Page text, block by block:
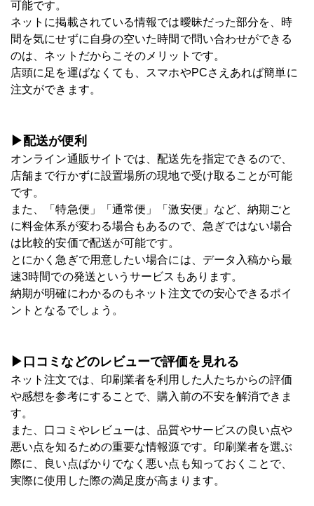
可能です。
ネットに掲載されている情報では曖昧だった部分を、時
間を気にせずに自身の空いた時間で問い合わせができる
のは、ネットだからこそのメリットです。
店頭に足を運ばなくても、スマホやPCさえあれば簡単に
注文ができます。
▶配送が便利
オンライン通販サイトでは、配送先を指定できるので、
店舗まで行かずに設置場所の現地で受け取ることが可能
です。
また、「特急便」「通常便」「激安便」など、納期ごと
に料金体系が変わる場合もあるので、急ぎではない場合
は比較的安価で配送が可能です。
とにかく急ぎで用意したい場合には、データ入稿から最
速3時間での発送というサービスもあります。
納期が明確にわかるのもネット注文での安心できるポイ
ントとなるでしょう。
▶口コミなどのレビューで評価を見れる
ネット注文では、印刷業者を利用した人たちからの評価
や感想を参考にすることで、購入前の不安を解消できま
す。
また、口コミやレビューは、品質やサービスの良い点や
悪い点を知るための重要な情報源です。印刷業者を選ぶ
際に、良い点ばかりでなく悪い点も知っておくことで、
実際に使用した際の満足度が高まります。